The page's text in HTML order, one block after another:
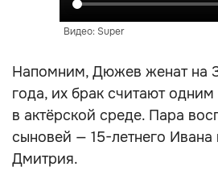
Видео: Super
Напомним, Дюжев женат на
года, их брак считают
в актёрской среде. Пара
сыновей — 15-летнего Ивана
Дмитрия.